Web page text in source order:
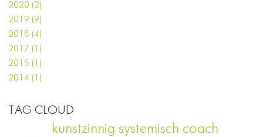
2020 (2)
2019 (9)
2018 (4)
2017 (1)
2015 (1)
2014 (1)
TAG CLOUD
kunstzinnig systemisch coach